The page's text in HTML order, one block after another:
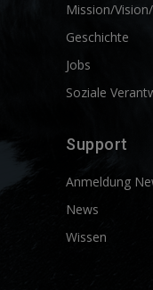
Mission/
Geschichte
Jobs
Soziale
Support
Anmeldung
News
Wissen